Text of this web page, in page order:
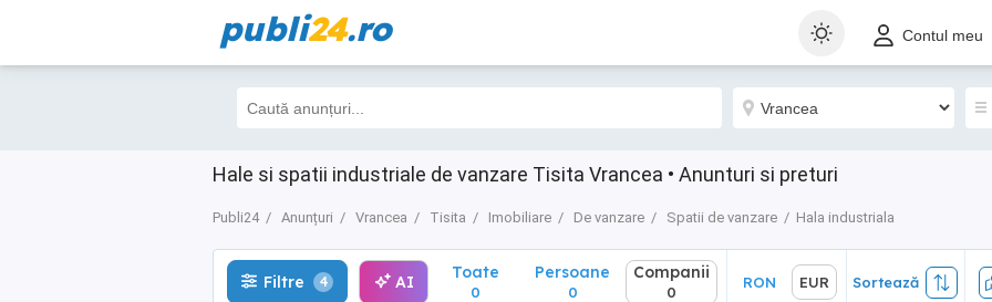
publi24.ro Contul meu
Hale si spatii industriale de vanzare Tisita Vrancea • Anunturi si preturi
Publi24 Anunțuri Vrancea Tisita Imobiliare De vanzare Spatii de vanzare Hala industriala
Filtre 4 AI EUR Sortează
Filtre 4 AI Toate
0
Persoane
0
Companii
0
RON EUR Sortează